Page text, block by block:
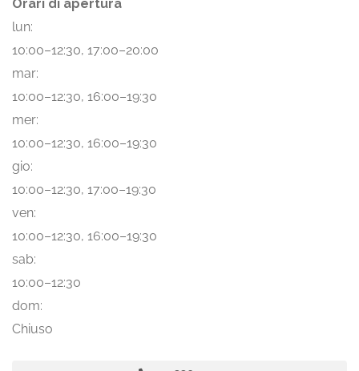
Orari di apertura
lun:
10:00–12:30, 17:00–20:00
mar:
10:00–12:30, 16:00–19:30
mer:
10:00–12:30, 16:00–19:30
gio:
10:00–12:30, 17:00–19:30
ven:
10:00–12:30, 16:00–19:30
sab:
10:00–12:30
dom:
Chiuso